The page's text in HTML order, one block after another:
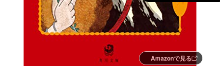
Amazonで見る